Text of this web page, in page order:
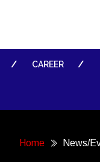
CAREER
Home News/